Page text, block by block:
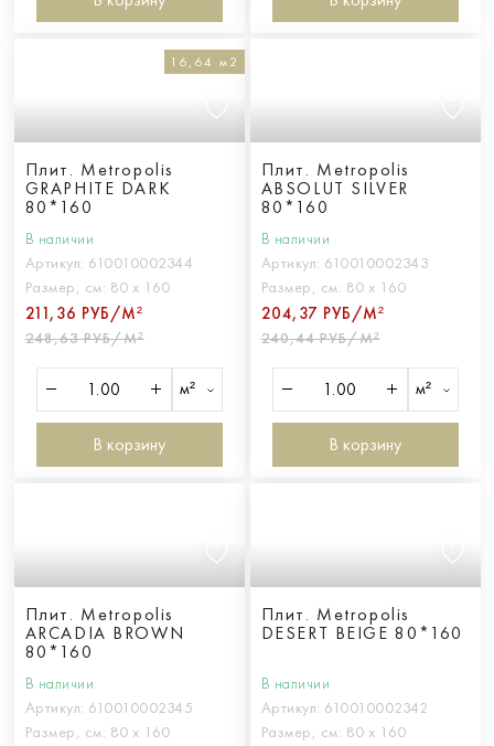
16,64 м2
Плит. Metropolis
GRAPHITE DARK
80*160
В наличии
Артикул: 610010002344
Размер, см: 80 х 160
211,36 РУБ/М²
248,63 РУБ/М²
м²
В корзину
Плит. Metropolis
ABSOLUT SILVER
80*160
В наличии
Артикул: 610010002343
Размер, см: 80 х 160
204,37 РУБ/М²
240,44 РУБ/М²
м²
В корзину
Плит. Metropolis
ARCADIA BROWN
80*160
В наличии
Артикул: 610010002345
Размер, см: 80 х 160
Плит. Metropolis
DESERT BEIGE 80*160
В наличии
Артикул: 610010002342
Размер, см: 80 х 160